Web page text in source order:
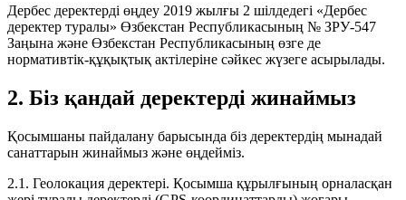
Дербес деректерді өңдеу 2019 жылғы 2 шілдедегі «Дербес
деректер туралы» Өзбекстан Республикасының № ЗРУ-547
Заңына және Өзбекстан Республикасының өзге де
нормативтік-құқықтық актілеріне сәйкес жүзеге асырылады.
2. Біз қандай деректерді жинаймыз
Қосымшаны пайдалану барысында біз деректердің мынадай
санаттарын жинаймыз және өңдейміз.
2.1. Геолокация деректері. Қосымша құрылғының орналасқан